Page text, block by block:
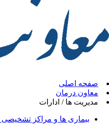
صفحه اصلی
معاون درمان
مدیریت ها / ادارات
بیماری ها و مراکز تشخیصی